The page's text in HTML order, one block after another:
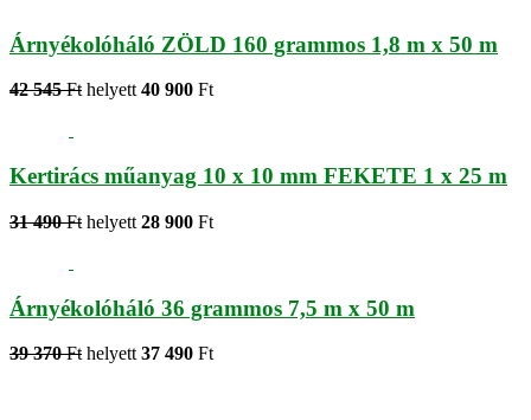
Árnyékolóháló ZÖLD 160 grammos 1,8 m x 50 m
42 545 Ft helyett 40 900 Ft
Kertirács műanyag 10 x 10 mm FEKETE 1 x 25 m
31 490 Ft helyett 28 900 Ft
Árnyékolóháló 36 grammos 7,5 m x 50 m
39 370 Ft helyett 37 490 Ft